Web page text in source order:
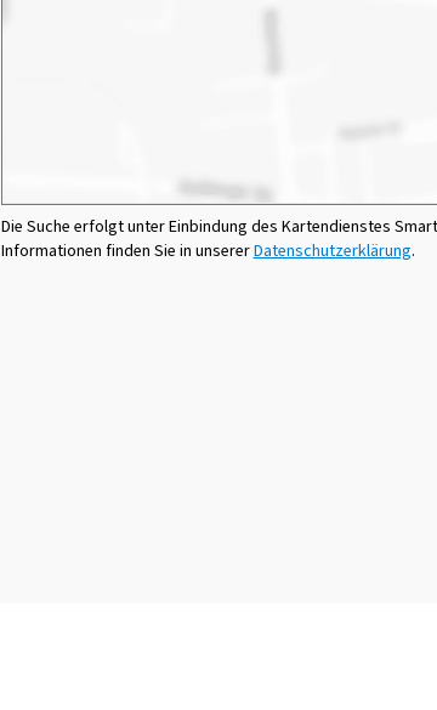
Die Suche erfolgt unter Einbindung des Kartendienstes
Informationen finden Sie in unsererDatenschutzerklärung.